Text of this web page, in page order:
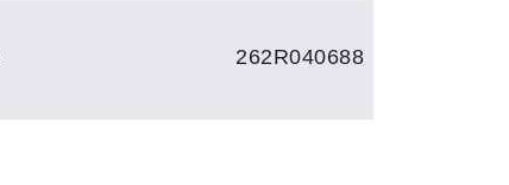
262R040688